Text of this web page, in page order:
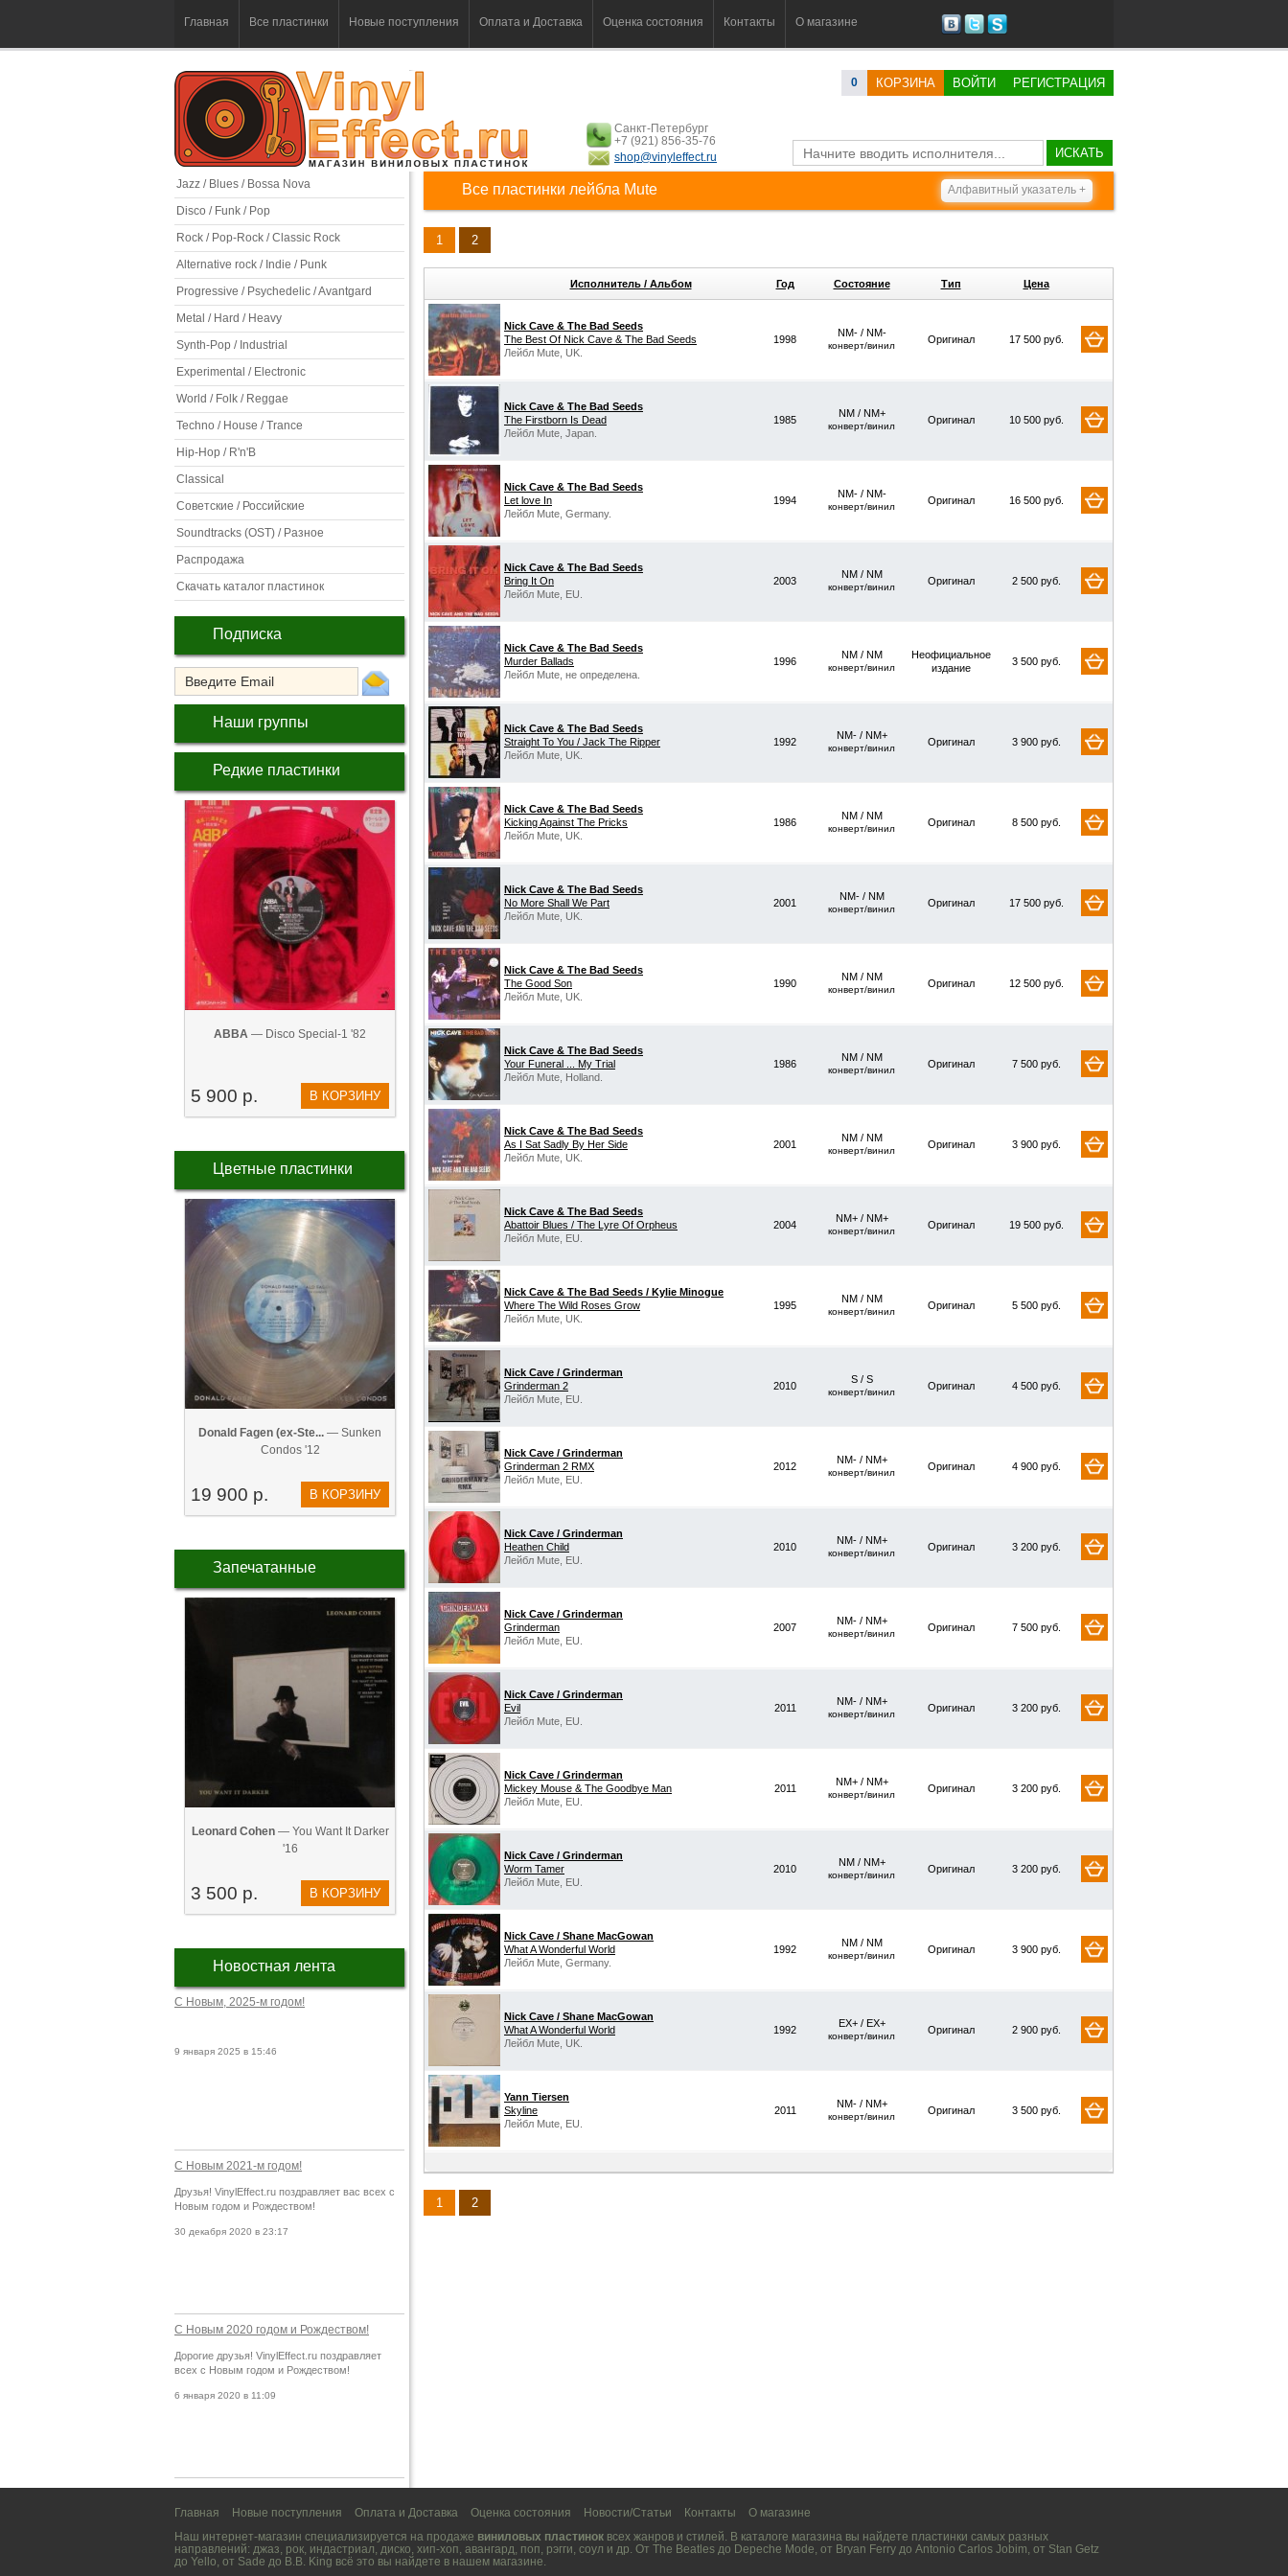
Главная Все пластинки Новые поступления Оплата и Доставка Оценка состояния Контакты О магазине
0 КОРЗИНА ВОЙТИ РЕГИСТРАЦИЯ
Санкт-Петербург
+7 (921) 856-35-76
shop@vinyleffect.ru
ИСКАТЬ
Jazz / Blues / Bossa Nova
Disco / Funk / Pop
Rock / Pop-Rock / Classic Rock
Alternative rock / Indie / Punk
Progressive / Psychedelic / Avantgard
Metal / Hard / Heavy
Synth-Pop / Industrial
Experimental / Electronic
World / Folk / Reggae
Techno / House / Trance
Hip-Hop / R'n'B
Classical
Советские / Российские
Soundtracks (OST) / Разное
Распродажа
Скачать каталог пластинок
Подписка
Наши группы
Редкие пластинки
ABBA — Disco Special-1 '82
5 900 р. В КОРЗИНУ
Цветные пластинки
Donald Fagen (ex-Ste... — Sunken
Condos '12
19 900 р. В КОРЗИНУ
Запечатанные
Leonard Cohen— You Want It Darker
'16
3 500 р. В КОРЗИНУ
Новостная лента
С Новым, 2025-м годом!
9 января 2025 в 15:46
С Новым 2021-м годом!
Друзья! VinylEffect.ru поздравляет вас всех с
Новым годом и Рождеством!
30 декабря 2020 в 23:17
С Новым 2020 годом и Рождеством!
Дорогие друзья! VinylEffect.ru поздравляет
всех с Новым годом и Рождеством!
6 января 2020 в 11:09
Все пластинки лейбла Mute Алфавитный указатель +
1 2
Исполнитель / Альбом Год Состояние Тип Цена
Nick Cave & The Bad Seeds
The Best Of Nick Cave & The Bad Seeds
Лейбл Mute, UK.
1998
NM- / NM-
конверт/винил
Оригинал 17 500 руб.
Nick Cave & The Bad Seeds
The Firstborn Is Dead
Лейбл Mute, Japan.
1985
NM / NM+
конверт/винил
Оригинал 10 500 руб.
Nick Cave & The Bad Seeds
Let love In
Лейбл Mute, Germany.
1994
NM- / NM-
конверт/винил
Оригинал 16 500 руб.
Nick Cave & The Bad Seeds
Bring It On
Лейбл Mute, EU.
2003
NM / NM
конверт/винил
Оригинал 2 500 руб.
Nick Cave & The Bad Seeds
Murder Ballads
Лейбл Mute, не определена.
1996
NM / NM
конверт/винил
Неофициальное
издание
3 500 руб.
Nick Cave & The Bad Seeds
Straight To You / Jack The Ripper
Лейбл Mute, UK.
1992
NM- / NM+
конверт/винил
Оригинал 3 900 руб.
Nick Cave & The Bad Seeds
Kicking Against The Pricks
Лейбл Mute, UK.
1986
NM / NM
конверт/винил
Оригинал 8 500 руб.
Nick Cave & The Bad Seeds
No More Shall We Part
Лейбл Mute, UK.
2001
NM- / NM
конверт/винил
Оригинал 17 500 руб.
Nick Cave & The Bad Seeds
The Good Son
Лейбл Mute, UK.
1990
NM / NM
конверт/винил
Оригинал 12 500 руб.
Nick Cave & The Bad Seeds
Your Funeral ... My Trial
Лейбл Mute, Holland.
1986
NM / NM
конверт/винил
Оригинал 7 500 руб.
Nick Cave & The Bad Seeds
As I Sat Sadly By Her Side
Лейбл Mute, UK.
2001
NM / NM
конверт/винил
Оригинал 3 900 руб.
Nick Cave & The Bad Seeds
Abattoir Blues / The Lyre Of Orpheus
Лейбл Mute, EU.
2004
NM+ / NM+
конверт/винил
Оригинал 19 500 руб.
Nick Cave & The Bad Seeds / Kylie Minogue
Where The Wild Roses Grow
Лейбл Mute, UK.
1995
NM / NM
конверт/винил
Оригинал 5 500 руб.
Nick Cave / Grinderman
Grinderman 2
Лейбл Mute, EU.
2010
S / S
конверт/винил
Оригинал 4 500 руб.
Nick Cave / Grinderman
Grinderman 2 RMX
Лейбл Mute, EU.
2012
NM- / NM+
конверт/винил
Оригинал 4 900 руб.
Nick Cave / Grinderman
Heathen Child
Лейбл Mute, EU.
2010
NM- / NM+
конверт/винил
Оригинал 3 200 руб.
Nick Cave / Grinderman
Grinderman
Лейбл Mute, EU.
2007
NM- / NM+
конверт/винил
Оригинал 7 500 руб.
Nick Cave / Grinderman
Evil
Лейбл Mute, EU.
2011
NM- / NM+
конверт/винил
Оригинал 3 200 руб.
Nick Cave / Grinderman
Mickey Mouse & The Goodbye Man
Лейбл Mute, EU.
2011
NM+ / NM+
конверт/винил
Оригинал 3 200 руб.
Nick Cave / Grinderman
Worm Tamer
Лейбл Mute, EU.
2010
NM / NM+
конверт/винил
Оригинал 3 200 руб.
Nick Cave / Shane MacGowan
What A Wonderful World
Лейбл Mute, Germany.
1992
NM / NM
конверт/винил
Оригинал 3 900 руб.
Nick Cave / Shane MacGowan
What A Wonderful World
Лейбл Mute, UK.
1992
EX+ / EX+
конверт/винил
Оригинал 2 900 руб.
Yann Tiersen
Skyline
Лейбл Mute, EU.
2011
NM- / NM+
конверт/винил
Оригинал 3 500 руб.
1 2
Главная Новые поступления Оплата и Доставка Оценка состояния Новости/Статьи Контакты
О магазине
Наш интернет-магазин специализируется на продаже виниловых пластинок всех жанров и стилей. В каталоге магазина вы найдете пластинки самых разных
направлений: джаз, рок, индастриал, диско, хип-хоп, авангард, поп, рэгги, соул и др. От The Beatles до Depeche Mode, от Bryan Ferry до Antonio Carlos Jobim, от Stan Getz
до Yello, от Sade до B.B. King всё это вы найдете в нашем магазине.